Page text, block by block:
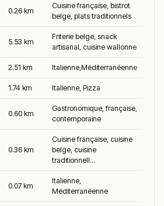
0.26 km
Cuisine française, bistrot
belge, plats traditionnels
5.53 km
Friterie belge, snack
artisanal, cuisine wallonne
2.51 km Italienne,Méditerranéenne
1.74 km Italienne, Pizza
0.60 km
Gastronomique, française,
contemporaine
0.36 km
Cuisine française, cuisine
belge, cuisine
traditionnell...
0.07 km
Italienne,
Méditerranéenne